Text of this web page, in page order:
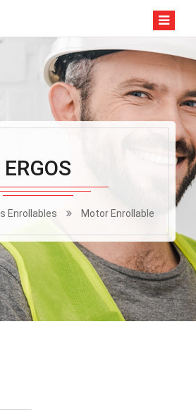
ERGOS
Enrollables Motor Enrollable